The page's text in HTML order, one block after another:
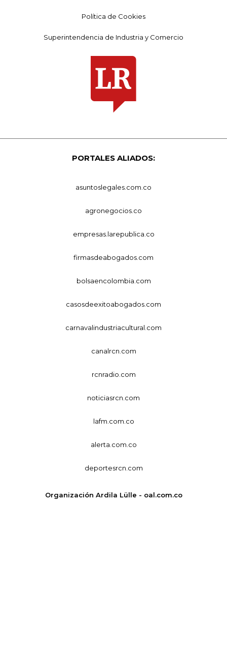
Política de Cookies
Superintendencia de Industria y Comercio
PORTALES ALIADOS:
asuntoslegales.com.co
agronegocios.co
empresas.larepublica.co
firmasdeabogados.com
bolsaencolombia.com
casosdeexitoabogados.com
carnavalindustriacultural.com
canalrcn.com
rcnradio.com
noticiasrcn.com
lafm.com.co
alerta.com.co
deportesrcn.com
Organización Ardila Lülle - oal.com.co